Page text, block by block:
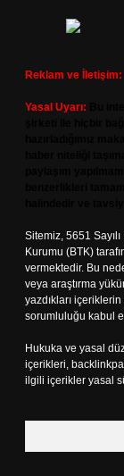
Reklam ve İletişim:
Yasal Uyarı:
Sitemiz, 5651
Kurumu (BTK)
vermektedir. Bu
veya araştırma
yazdıkları
sorumluluğu kabul
Hukuka ve yasal
içerikleri,
ilgili içerikler yasal